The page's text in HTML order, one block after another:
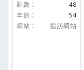
點數
48
年齡
54
網站
造訪網站